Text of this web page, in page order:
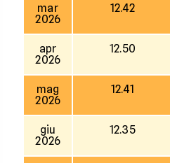
mar
2026
12.42
apr
2026
12.50
mag
2026
12.41
giu
2026
12.35